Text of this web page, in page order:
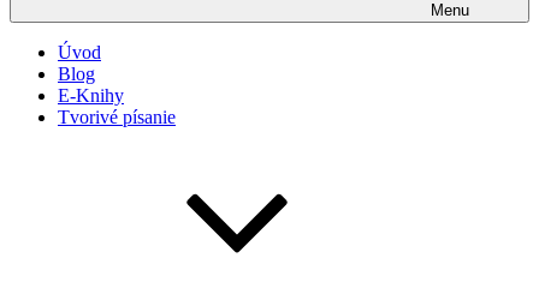
Menu
Úvod
Blog
E-Knihy
Tvorivé písanie